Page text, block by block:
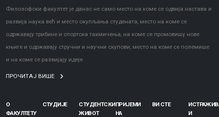
Филозофски факултет је данас не само место на коме се одвија настава и
развија наука већ и место окупљања студената, место на коме се
одржавају трибине и спортска такмичења, на коме се промовишу нове
књиге и одржавају стручни и научни скупови, место на коме се полемише
и на коме се развијају идеје.
ПРОЧИТАЈ ВИШЕ
О
ФАКУЛТЕТУ
СТУДИЈЕ
СТУДЕНТСКИ
ЖИВОТ
ПРИЈЕМИ
НА
ВИ СТЕ
И